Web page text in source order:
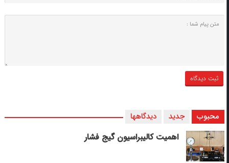
محبوب جدید دیدگاهها
اهمیت کالیبراسیون گیج فشار